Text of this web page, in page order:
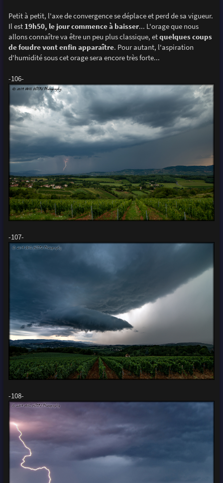
Petit à petit, l'axe de convergence se déplace et perd de sa vigueur.
Il est 19h50, le jour commence à baisser... L'orage que nous
allons connaître va être un peu plus classique, etquelques coups
de foudre vont enfin apparaître. Pour autant, l'aspiration
d'humidité sous cet orage sera encore très forte...
-106-
-107-
-108-